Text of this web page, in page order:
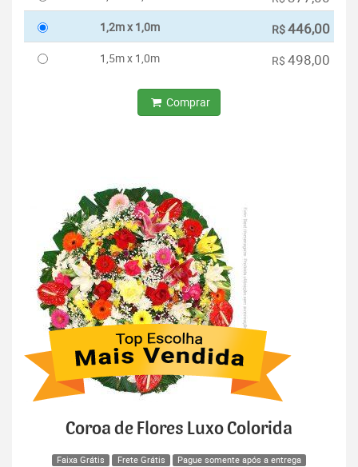
1,2m x 1,0m R$446,00
1,5m x 1,0m R$ 498,00
Comprar
Coroa de Flores Luxo Colorida
Faixa Grátis Frete Grátis Pague somente após a entrega